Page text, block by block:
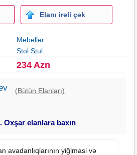
Elanı irəli çək
Mebellər
Stol Stul
234 Azn
(Bütün Elanları)
Oxşar elanlara baxın
avadanlıqlarının yiğlmasi və